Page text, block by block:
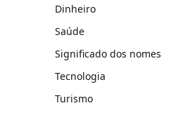
Dinheiro
Saúde
Significado dos nomes
Tecnologia
Turismo